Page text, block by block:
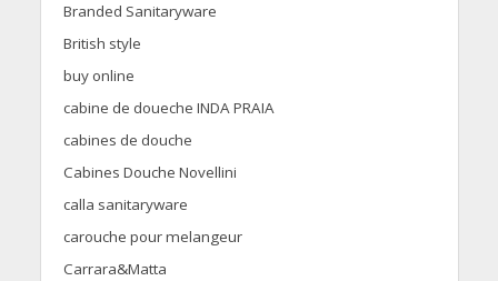
Branded Sanitaryware
British style
buy online
cabine de doueche INDA PRAIA
cabines de douche
Cabines Douche Novellini
calla sanitaryware
carouche pour melangeur
Carrara&Matta